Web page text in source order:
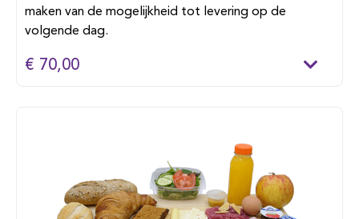
maken van de mogelijkheid tot levering op de
volgende dag.
€ 70,00